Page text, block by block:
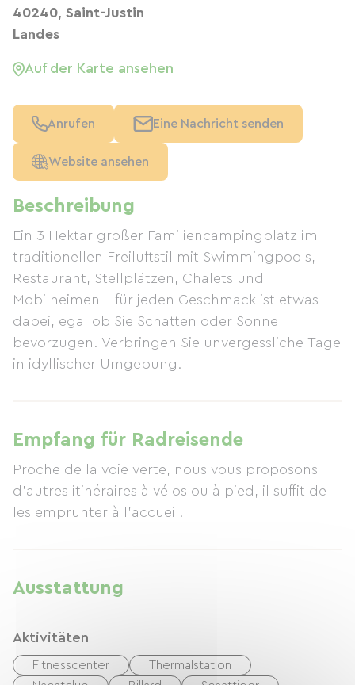
Beschreibung
Ein 3 Hektar großer Familiencampingplatz im
traditionellen Freiluftstil mit Swimmingpools,
Restaurant, Stellplätzen, Chalets und
Mobilheimen – für jeden Geschmack ist etwas
dabei, egal ob Sie Schatten oder Sonne
bevorzugen. Verbringen Sie unvergessliche Tage
in idyllischer Umgebung.
Empfang für Radreisende
Proche de la voie verte, nous vous proposons
d'autres itinéraires à vélos ou à pied, il suffit de
les emprunter à l'accueil.
Ausstattung
Aktivitäten
Fitnesscenter
Thermalstation
40240, Saint-Justin
Landes
Auf der Karte ansehen
Anrufen Eine Nachricht senden
Website ansehen